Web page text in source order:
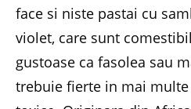
face si niste pastai cu
violet, care sunt
gustoase ca fasolea sau
trebuie fierte in mai